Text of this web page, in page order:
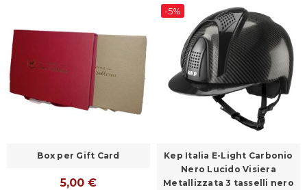
Box per Gift Card
5,00 €
-5%
Kep Italia E-Light Carbonio
Nero Lucido Visiera
Metallizzata 3 tasselli nero